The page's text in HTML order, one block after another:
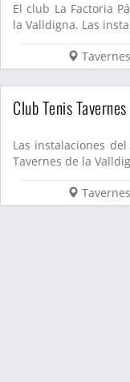
El club La Factoria
la Valldigna. Las
Club Tenis Tavernes
Las instalaciones
Tavernes de la